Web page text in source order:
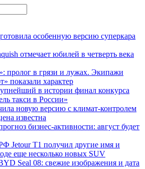
особенную версию суперкара
отмечает юбилей в четверть века
пролог в грязи и лужах. Экипажи
показали характер
в истории финал конкурса
такси в России»
новую версию с климат-контролем
известна
бизнес-активности: август будет
Jetour T1 получил другие имя и
еще несколько новых SUV
Seal 08: свежие изображения и дата